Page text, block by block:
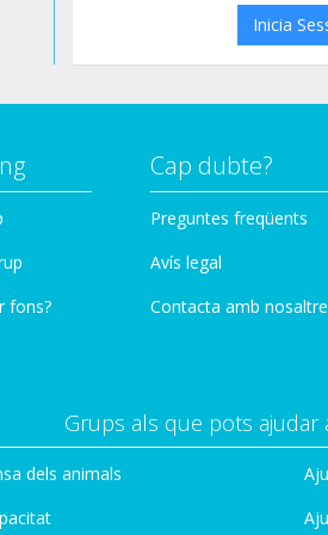
Inicia
fons?
Cap dubte?
Preguntes freqüents
Avís legal
Contacta amb
Grups als que pots ajudar
dels animals